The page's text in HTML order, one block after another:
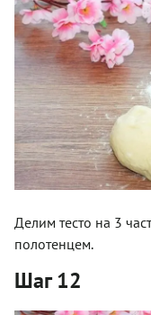
Делим тесто на 3
полотенцем.
Шаг 12